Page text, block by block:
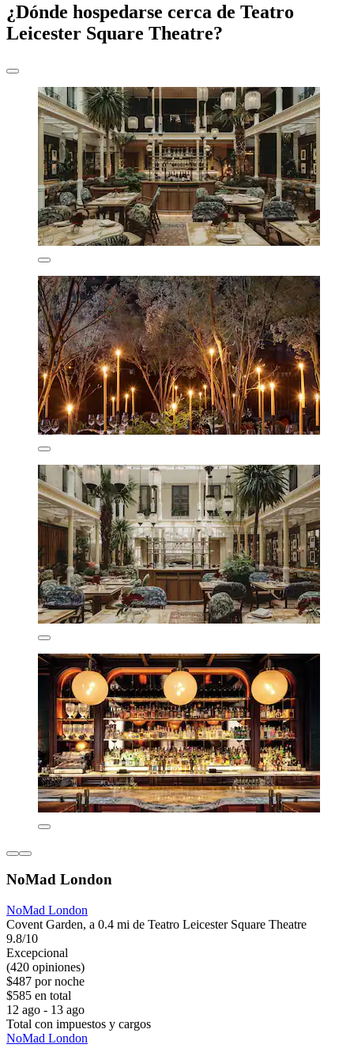
¿Dónde hospedarse cerca de Teatro
Leicester Square Theatre?
NoMad London
NoMad London
Covent Garden, a 0.4 mi de Teatro Leicester Square Theatre
9.8/10
Excepcional
(420 opiniones)
$487 por noche
$585 en total
12 ago - 13 ago
Total con impuestos y cargos
NoMad London